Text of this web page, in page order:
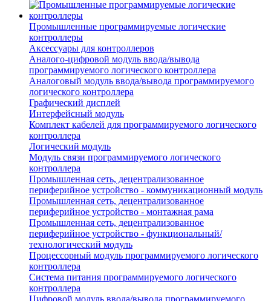
Промышленные программируемые логические
контроллеры
Аксессуары для контроллеров
Аналого-цифровой модуль ввода/вывода
программируемого логического контроллера
Аналоговый модуль ввода/вывода программируемого
логического контроллера
Графический дисплей
Интерфейсный модуль
Комплект кабелей для программируемого логического
контроллера
Логический модуль
Модуль связи программируемого логического
контроллера
Промышленная сеть, децентрализованное
периферийное устройство - коммуникационный модуль
Промышленная сеть, децентрализованное
периферийное устройство - монтажная рама
Промышленная сеть, децентрализованное
периферийное устройство - функциональный/
технологический модуль
Процессорный модуль программируемого логического
контроллера
Система питания программируемого логического
контроллера
Цифровой модуль ввода/вывода программируемого